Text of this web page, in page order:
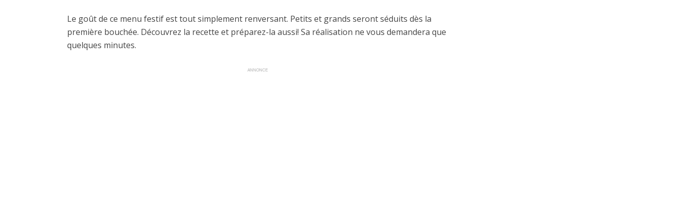
Le goût de ce menu festif est tout simplement renversant. Petits et grands seront séduits dès la
première bouchée. Découvrez la recette et préparez-la aussi! Sa réalisation ne vous demandera que
quelques minutes.
ANNONCE